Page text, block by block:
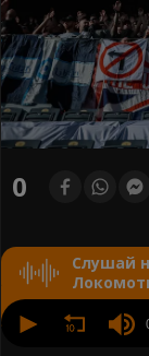
0
Слушай
0
seconds